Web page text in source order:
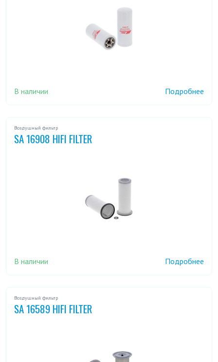
В наличии Подробнее
Воздушный фильтр
SA 16908 HIFI FILTER
В наличии Подробнее
Воздушный фильтр
SA 16589 HIFI FILTER